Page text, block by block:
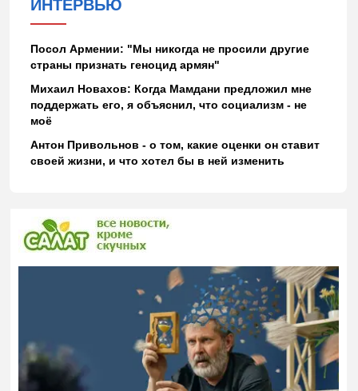
ИНТЕРВЬЮ
Посол Армении: "Мы никогда не просили другие
страны признать геноцид армян"
Михаил Новахов: Когда Мамдани предложил мне
поддержать его, я объяснил, что социализм - не
моё
Антон Привольнов - о том, какие оценки он ставит
своей жизни, и что хотел бы в ней изменить